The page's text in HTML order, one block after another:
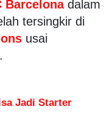
Barcelona dalam
tersingkir di
usai
Jadi Starter